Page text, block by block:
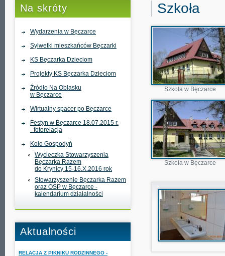
Na skróty
Wydarzenia w Bęczarce
Sylwetki mieszkańców Bęczarki
KS Bęczarka Dzieciom
Projekty KS Bęczarka Dzieciom
Źródło Na Oblasku
w Bęczarce
Wirtualny spacer po Bęczarce
Festyn w Bęczarce 18.07.2015 r.
- fotorelacja
Koło Gospodyń
Wycieczka Stowarzyszenia
Bęczarka Razem
do Krynicy 15-16.X.2016 rok
Stowarzyszenie Bęczarka Razem
oraz OSP w Bęczarce -
kalendarium działalności
Aktualności
RELACJA Z PIKNIKU RODZINNEGO -
Szkoła
Szkoła w Bęczarce
Szkoła w Bęczarce